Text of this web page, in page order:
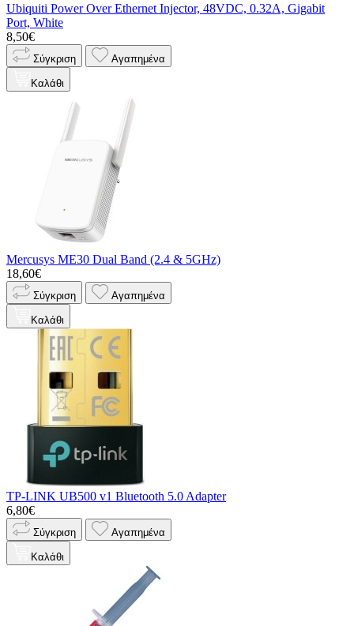
Ubiquiti Power Over Ethernet Injector, 48VDC, 0.32A, Gigabit
Port, White
8,50€
Σύγκριση Αγαπημένα
Καλάθι
Mercusys ME30 Dual Band (2.4 & 5GHz)
18,60€
Σύγκριση Αγαπημένα
Καλάθι
TP-LINK UB500 v1 Bluetooth 5.0 Adapter
6,80€
Σύγκριση Αγαπημένα
Καλάθι